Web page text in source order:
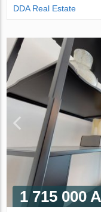
DDA Real Estate
1 715 000